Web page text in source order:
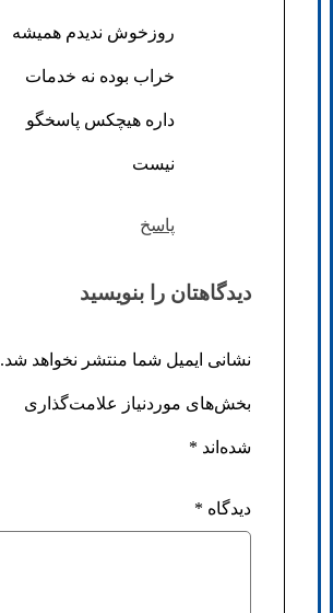
روزخوش ندیدم همیشه
خراب بوده نه خدمات
داره هیچکس پاسخگو
نیست
پاسخ
دیدگاهتان را بنویسید
نشانی ایمیل شما منتشر نخواهد شد.
بخش‌های موردنیاز علامت‌گذاری
شده‌اند *
دیدگاه *